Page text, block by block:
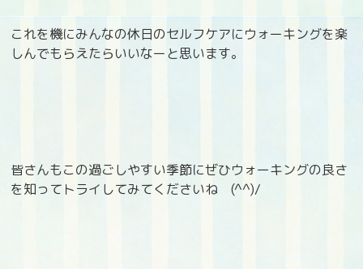
これを機にみんなの休日のセルフケアにウォーキングを楽
しんでもらえたらいいなーと思います。
皆さんもこの過ごしやすい季節にぜひウォーキングの良さ
を知ってトライしてみてくださいね (^^)/